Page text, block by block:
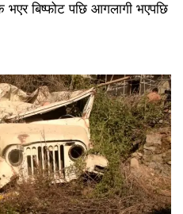
बिष्फोट पछि आगलागी भएपछि